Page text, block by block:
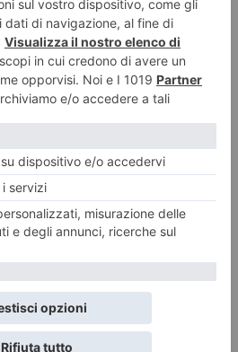
Back To Mine” Nell’Alta Langa